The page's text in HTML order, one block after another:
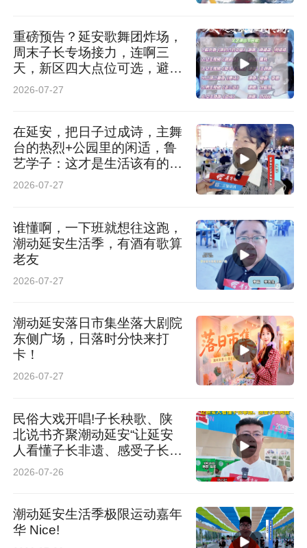
重磅预告？延安歌舞团炸场，
周末子长专场接力，连啊三
天，新区四大点位可选，避暑
又好玩
2026-07-27
在延安，把日子过成诗，主舞
台的热烈+公园里的闲适，鲁
艺学子：这才是生活该有的样
子
2026-07-27
谁懂啊，一下班就想往这跑，
潮动延安生活季，有酒有歌算
老友
2026-07-27
潮动延安落日市集坐落大剧院
东侧广场，日落时分快来打
卡！
2026-07-27
民俗大戏开唱!子长秧歌、陕
北说书齐聚潮动延安“让延安
人看懂子长非遗、感受子长风
情"
2026-07-26
潮动延安生活季极限运动嘉年
华 Nice!